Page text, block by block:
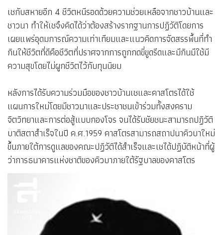
เชกับสหายอีก 4 ชีวิตหนีรอดด้วยความช่วยเหลือจากชาวบ้านและ
ชาวนา ทำให้เชจึงคิดได้ว่าต้องสร้างรากฐานการปฏิวัติโดยการ
เผยแพร่อุดมการณ์ความเท่าเทียมและแนวคิดการจัดสรรพื้นที่ทำ
กินให้ชีวิตที่ดีคือชีวิตที่ปราศจากการถูกกดขี่ขูดรีดและมีกินมีใช้มี
ความสุขโดยไม่ผูกชีวิตไว้กับทุนนิยม
หลังการได้รับความร่วมมือของชาวบ้านเชและคาสโตรได้ใช้
แผนการใหม่โดยมีชาวนาและประชาชนเข้าร่วมทั้งสงคราม
จิตวิทยาและการต่อสู้แบบกองโจร จนได้รับชัยชนะสามารถปฏิวัติ
บาติสตาสำเร็จในปี ค.ศ.1959 คาสโตรสามารถสถาปนาคิวบาใหม่
ขึ้นภายใต้การดูแลของคณะปฏิวัติได้สำเร็จและเชได้ปฏิบัติหน้าที่ผู้
ว่าการธนาคารแห่งชาติของคิวบาภายใต้รัฐบาลของคาสโตร